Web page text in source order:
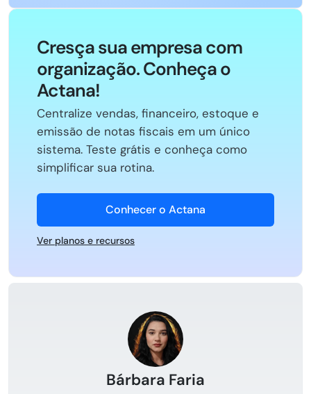
Cresça sua empresa com
organização. Conheça o
Actana!
Centralize vendas, financeiro, estoque e
emissão de notas fiscais em um único
sistema. Teste grátis e conheça como
simplificar sua rotina.
Conhecer o Actana
Ver planos e recursos
Bárbara Faria